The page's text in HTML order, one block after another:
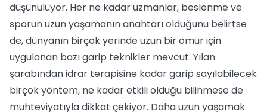
düşünülüyor. Her ne kadar uzmanlar, beslenme ve
sporun uzun yaşamanın anahtarı olduğunu belirtse
de, dünyanın birçok yerinde uzun bir ömür için
uygulanan bazı garip teknikler mevcut. Yılan
şarabından idrar terapisine kadar garip sayılabilecek
birçok yöntem, ne kadar etkili olduğu bilinmese de
muhteviyatıyla dikkat çekiyor. Daha uzun yaşamak